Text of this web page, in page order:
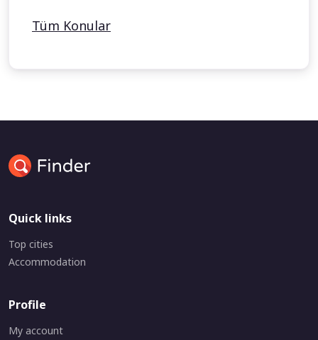
Tüm Konular
Quick links
Top cities
Accommodation
Profile
My account